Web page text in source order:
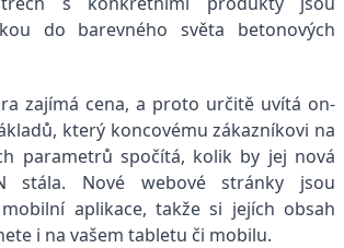
do barevného světa betonových
zajímá cena, a proto určitě uvítá on-
který koncovému zákazníkovi na
parametrů spočítá, kolik by jej nová
stála. Nové webové stránky jsou
aplikace, takže si jejích obsah
i na vašem tabletu či mobilu.